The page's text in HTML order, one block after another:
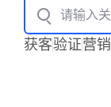
获客验证营销